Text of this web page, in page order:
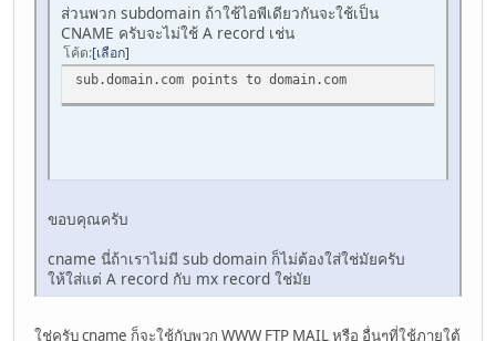
ส่วนพวก subdomain ถ้าใช้ไอพีเดียวกันจะใช้เป็น
CNAME ครับจะไม่ใช้ A record เช่น
โค้ด เลือก
sub.domain.com points to domain.com
ขอบคุณครับ
cname นี่ถ้าเราไม่มี sub domain ก็ไม่ต้องใส่ใช่มัยครับ
ให้ใส่แต่ A record กับ mx record ใช่มัย
ใช่ครับ cname ก็จะใช้กับพวก WWW FTP MAIL หรือ อื่นๆที่ใช้ภายใต้